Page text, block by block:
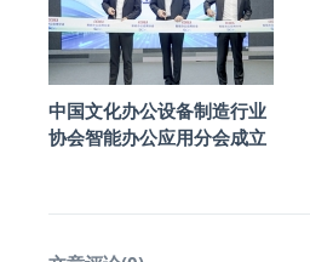
中国文化办公设备制造行业
协会智能办公应用分会成立